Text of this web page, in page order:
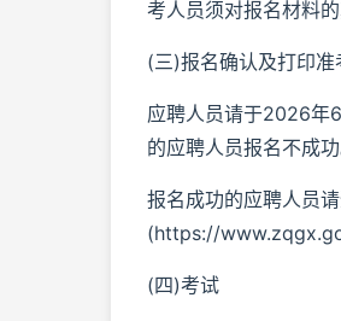
考人员须对报名材料
(三)报名确认及打印准
应聘人员请于2026年
的应聘人员报名不成功
报名成功的应聘人员
(https://
(四)考试